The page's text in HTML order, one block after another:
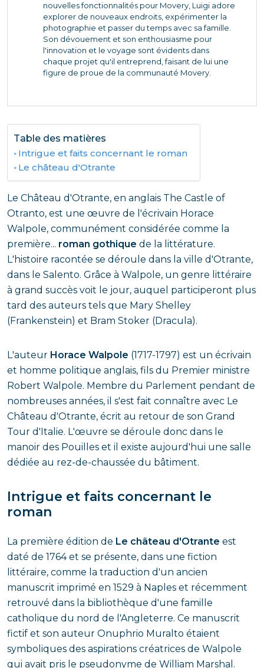
nouvelles fonctionnalités pour Movery, Luigi adore
explorer de nouveaux endroits, expérimenter la
photographie et passer du temps avec sa famille.
Son dévouement et son enthousiasme pour
l'innovation et le voyage sont évidents dans
chaque projet qu'il entreprend, faisant de lui une
figure de proue de la communauté Movery.
Table des matières
Intrigue et faits concernant le roman
Le château d'Otrante
Le Château d'Otrante, en anglais The Castle of
Otranto, est une œuvre de l'écrivain Horace
Walpole, communément considérée comme la
première... roman gothique de la littérature.
L'histoire racontée se déroule dans la ville d'Otrante,
dans le Salento. Grâce à Walpole, un genre littéraire
à grand succès voit le jour, auquel participeront plus
tard des auteurs tels que Mary Shelley
(Frankenstein) et Bram Stoker (Dracula).
L'auteur Horace Walpole (1717-1797) est un écrivain
et homme politique anglais, fils du Premier ministre
Robert Walpole. Membre du Parlement pendant de
nombreuses années, il s'est fait connaître avec Le
Château d'Otrante, écrit au retour de son Grand
Tour d'Italie. L'œuvre se déroule donc dans le
manoir des Pouilles et il existe aujourd'hui une salle
dédiée au rez-de-chaussée du bâtiment.
Intrigue et faits concernant le
roman
La première édition de Le château d'Otrante est
daté de 1764 et se présente, dans une fiction
littéraire, comme la traduction d'un ancien
manuscrit imprimé en 1529 à Naples et récemment
retrouvé dans la bibliothèque d'une famille
catholique du nord de l'Angleterre. Ce manuscrit
fictif et son auteur Onuphrio Muralto étaient
symboliques des aspirations créatrices de Walpole
qui avait pris le pseudonyme de William Marshal.